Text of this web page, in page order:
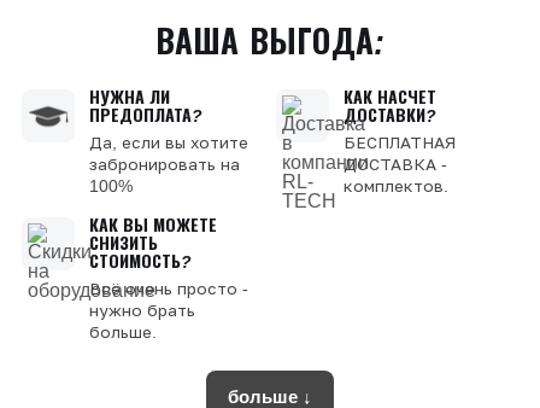
ВАША ВЫГОДА:
НУЖНА ЛИ
ПРЕДОПЛАТА?
Да, если вы хотите
забронировать на
100%
КАК НАСЧЕТ
ДОСТАВКИ?
БЕСПЛАТНАЯ
ДОСТАВКА -
комплектов.
КАК ВЫ МОЖЕТЕ
СНИЗИТЬ
СТОИМОСТЬ?
Всё очень просто -
нужно брать
больше.
больше ↓